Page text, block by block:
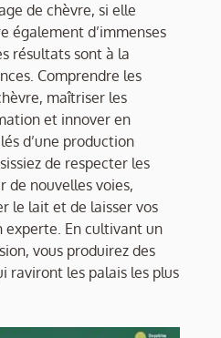
de chèvre, si elle
également d’immenses
résultats sont à la
Comprendre les
maîtriser les
et innover en
d’une production
de respecter les
de nouvelles voies,
le lait et de laisser vos
experte. En cultivant un
vous produirez des
raviront les palais les plus